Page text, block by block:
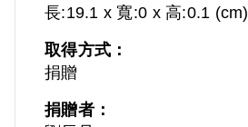
長:19.1 x 寬:0 x 高:0.1 (cm)
取得方式：
捐贈
捐贈者：